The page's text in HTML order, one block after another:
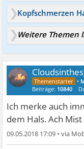
Kopfschmerzen
Weitere Themen
•
Beiträge: 10840
Ich merke auch
dem Hals. Ach
09.05.2018 17:09 •